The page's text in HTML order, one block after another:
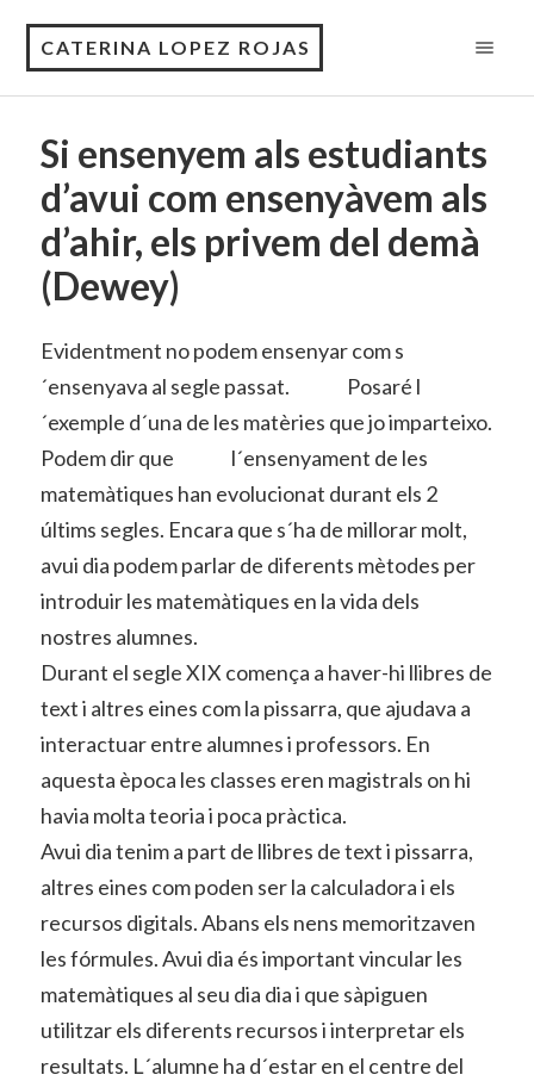
CATERINA LOPEZ ROJAS
Si ensenyem als estudiants
d’avui com ensenyàvem als
d’ahir, els privem del demà
(Dewey)
Evidentment no podem ensenyar com s
´ensenyava al segle passat. Posaré l
´exemple d´una de les matèries que jo imparteixo.
Podem dir que l´ensenyament de les
matemàtiques han evolucionat durant els 2
últims segles. Encara que s´ha de millorar molt,
avui dia podem parlar de diferents mètodes per
introduir les matemàtiques en la vida dels
nostres alumnes.
Durant el segle XIX comença a haver-hi llibres de
text i altres eines com la pissarra, que ajudava a
interactuar entre alumnes i professors. En
aquesta època les classes eren magistrals on hi
havia molta teoria i poca pràctica.
Avui dia tenim a part de llibres de text i pissarra,
altres eines com poden ser la calculadora i els
recursos digitals. Abans els nens memoritzaven
les fórmules. Avui dia és important vincular les
matemàtiques al seu dia dia i que sàpiguen
utilitzar els diferents recursos i interpretar els
resultats. L´alumne ha d´estar en el centre del